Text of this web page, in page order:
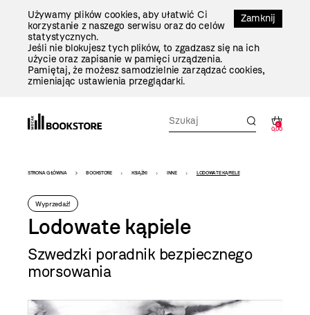
Zamknij
Używamy plików cookies, aby ułatwić Ci
korzystanie z naszego serwisu oraz do celów
statystycznych.
Jeśli nie blokujesz tych plików, to zgadzasz się na ich
użycie oraz zapisanie w pamięci urządzenia.
Pamiętaj, że możesz samodzielnie zarządzać cookies,
zmieniając ustawienia przeglądarki.
0
0,00
Bookstore
-
szablon
szczegóły
STRONA GŁÓWNA BOOKSTORE KSIĄŻKI INNE LODOWATE KĄPIELE
Wyprzedaż!
Lodowate kąpiele
Szwedzki poradnik bezpiecznego
morsowania